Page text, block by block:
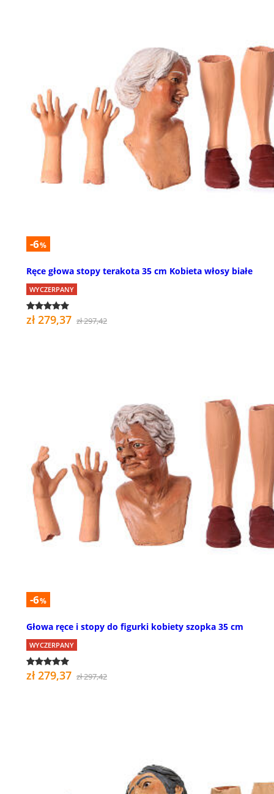
-6%
Ręce głowa stopy terakota 35 cm Kobieta włosy białe
WYCZERPANY
zł 279,37 zł 297,42
-6%
Głowa ręce i stopy do figurki kobiety szopka 35 cm
WYCZERPANY
zł 279,37 zł 297,42